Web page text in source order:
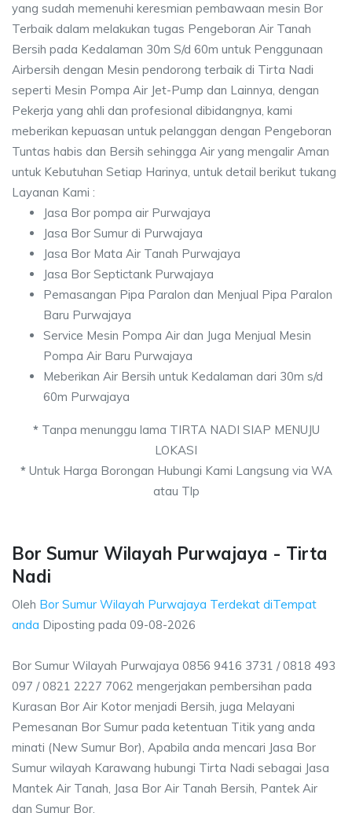
yang sudah memenuhi keresmian pembawaan mesin Bor
Terbaik dalam melakukan tugas Pengeboran Air Tanah
Bersih pada Kedalaman 30m S/d 60m untuk Penggunaan
Airbersih dengan Mesin pendorong terbaik di Tirta Nadi
seperti Mesin Pompa Air Jet-Pump dan Lainnya, dengan
Pekerja yang ahli dan profesional dibidangnya, kami
meberikan kepuasan untuk pelanggan dengan Pengeboran
Tuntas habis dan Bersih sehingga Air yang mengalir Aman
untuk Kebutuhan Setiap Harinya, untuk detail berikut tukang
Layanan Kami :
Jasa Bor pompa air Purwajaya
Jasa Bor Sumur di Purwajaya
Jasa Bor Mata Air Tanah Purwajaya
Jasa Bor Septictank Purwajaya
Pemasangan Pipa Paralon dan Menjual Pipa Paralon
Baru Purwajaya
Service Mesin Pompa Air dan Juga Menjual Mesin
Pompa Air Baru Purwajaya
Meberikan Air Bersih untuk Kedalaman dari 30m s/d
60m Purwajaya
*Tanpa menunggu lama TIRTA NADI SIAP MENUJU
LOKASI
*Untuk Harga Borongan Hubungi Kami Langsung via WA
atau Tlp
Bor Sumur Wilayah Purwajaya - Tirta
Nadi
Oleh Bor Sumur Wilayah Purwajaya Terdekat diTempat
anda Diposting pada 09-08-2026
Bor Sumur Wilayah Purwajaya 0856 9416 3731 / 0818 493
097 / 0821 2227 7062 mengerjakan pembersihan pada
Kurasan Bor Air Kotor menjadi Bersih, juga Melayani
Pemesanan Bor Sumur pada ketentuan Titik yang anda
minati (New Sumur Bor), Apabila anda mencari Jasa Bor
Sumur wilayah Karawang hubungi Tirta Nadi sebagai Jasa
Mantek Air Tanah, Jasa Bor Air Tanah Bersih, Pantek Air
dan Sumur Bor.